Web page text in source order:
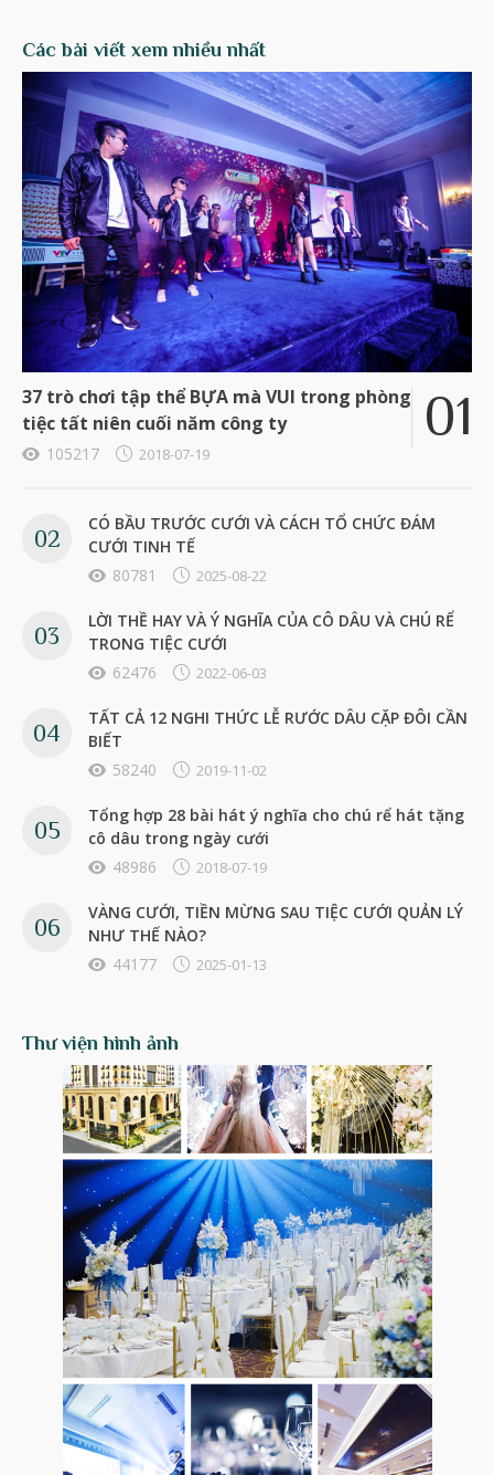
Các bài viết xem nhiều nhất
37 trò chơi tập thể BỰA mà VUI trong phòng
tiệc tất niên cuối năm công ty
105217 2018-07-19
CÓ BẦU TRƯỚC CƯỚI VÀ CÁCH TỔ CHỨC ĐÁM
CƯỚI TINH TẾ
80781
2025-08-22
LỜI THỀ HAY VÀ Ý NGHĨA CỦA CÔ DÂU VÀ CHÚ RỂ
TRONG TIỆC CƯỚI
62476
2022-06-03
TẤT CẢ 12 NGHI THỨC LỄ RƯỚC DÂU CẶP ĐÔI CẦN
BIẾT
58240
2019-11-02
Tổng hợp 28 bài hát ý nghĩa cho chú rể hát tặng
cô dâu trong ngày cưới
48986
2018-07-19
VÀNG CƯỚI, TIỀN MỪNG SAU TIỆC CƯỚI QUẢN LÝ
NHƯ THẾ NÀO?
44177
2025-01-13
Thư viện hình ảnh